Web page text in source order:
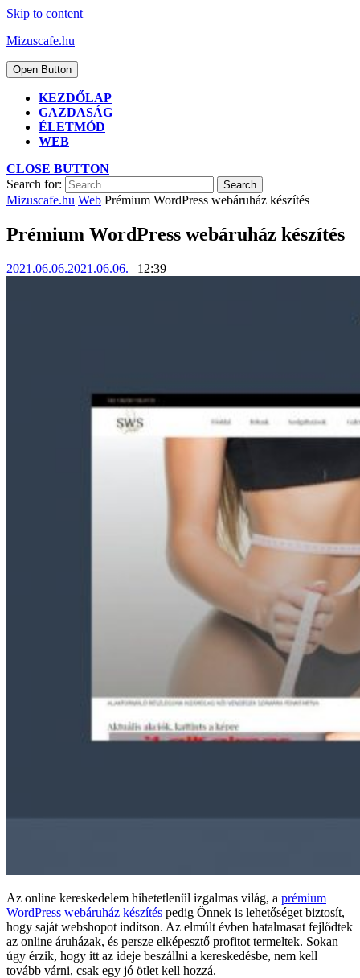
Skip to content
Mizuscafe.hu
Open Button
KEZDŐLAP
GAZDASÁG
ÉLETMÓD
WEB
CLOSE BUTTON
Search for:
Mizuscafe.hu Web Prémium WordPress webáruház készítés
Prémium WordPress webáruház készítés
2021.06.06.2021.06.06. | 12:39
Az online kereskedelem hihetetlenül izgalmas világ, a prémium
WordPress webáruház készítés pedig Önnek is lehetőséget biztosít,
hogy saját webshopot indítson. Az elmúlt évben hatalmasat fejlődtek
az online áruházak, és persze elképesztő profitot termeltek. Sokan
úgy érzik, hogy itt az ideje beszállni a kereskedésbe, nem kell
tovább várni, csak egy jó ötlet kell hozzá.